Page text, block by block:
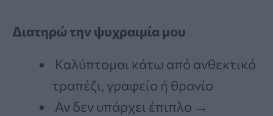
Διατηρώ την ψυχραιμία μου
Καλύπτομαι κάτω από ανθεκτικό
τραπέζι, γραφείο ή θρανίο
Αν δεν υπάρχει έπιπλο →